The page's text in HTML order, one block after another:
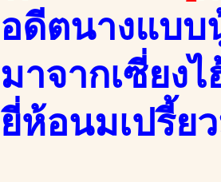
อดีตนางแบบ
มาจากเซี่ยง
ยี่ห้อนมเปรี้ย